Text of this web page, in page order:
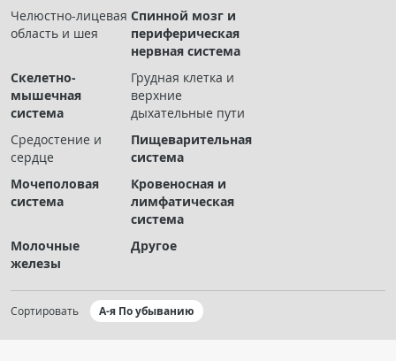
Чат RADIOMED
ОБРАЗОВАНИЕ
Интерактивные задания
Презентации
Публикации
Журнал "Лучевая диагностика и терапия"
Челюстно-лицевая
область и шея
Спинной мозг и
периферическая
нервная система
Скелетно-
мышечная
система
Грудная клетка и
верхние
дыхательные пути
Средостение и
сердце
Пищеварительная
система
Мочеполовая
система
Кровеносная и
лимфатическая
система
Молочные
железы
Другое
Сортировать А-я По убыванию